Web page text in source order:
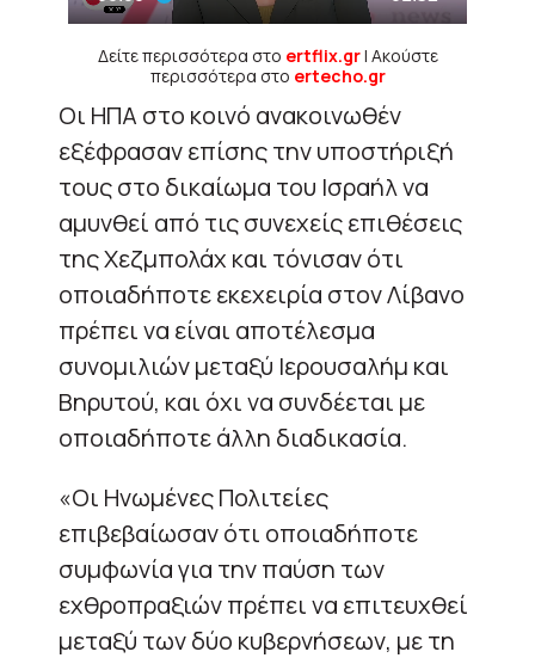
Δείτε περισσότερα στο ertflix.gr| Ακούστε
περισσότερα στο ertecho.gr
Οι ΗΠΑ στο κοινό ανακοινωθέν
εξέφρασαν επίσης την υποστήριξή
τους στο δικαίωμα του Ισραήλ να
αμυνθεί από τις συνεχείς επιθέσεις
της Χεζμπολάχ και τόνισαν ότι
οποιαδήποτε εκεχειρία στον Λίβανο
πρέπει να είναι αποτέλεσμα
συνομιλιών μεταξύ Ιερουσαλήμ και
Βηρυτού, και όχι να συνδέεται με
οποιαδήποτε άλλη διαδικασία.
«Οι Ηνωμένες Πολιτείες
επιβεβαίωσαν ότι οποιαδήποτε
συμφωνία για την παύση των
εχθροπραξιών πρέπει να επιτευχθεί
μεταξύ των δύο κυβερνήσεων, με τη